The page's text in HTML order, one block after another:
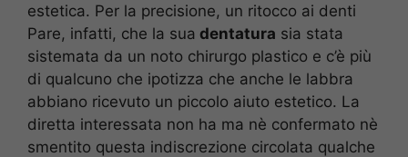
estetica. Per la precisione, un ritocco ai denti
Pare, infatti, che la sua dentatura sia stata
sistemata da un noto chirurgo plastico e c’è più
di qualcuno che ipotizza che anche le labbra
abbiano ricevuto un piccolo aiuto estetico. La
diretta interessata non ha ma nè confermato nè
smentito questa indiscrezione circolata qualche